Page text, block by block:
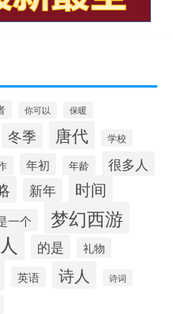
你可以 保暖
冬季 唐代 学校
年初 年龄 很多人
新年 时间
一个 梦幻西游
的是 礼物
英语 诗人 诗词